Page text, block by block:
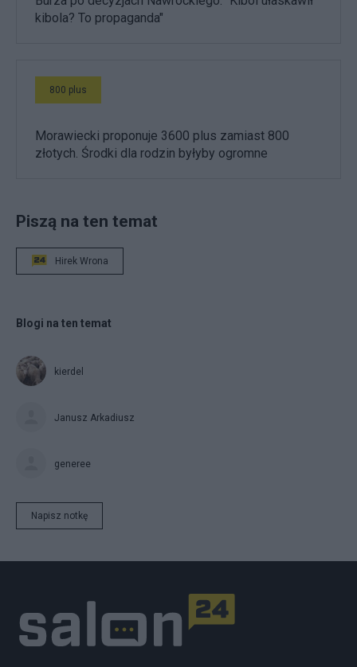
kibola? To propaganda"
800 plus
Morawiecki proponuje 3600 plus zamiast 800
złotych. Środki dla rodzin byłyby ogromne
Piszą na ten temat
Hirek Wrona
Blogi na ten temat
kierdel
Janusz Arkadiusz
generee
Napisz notkę